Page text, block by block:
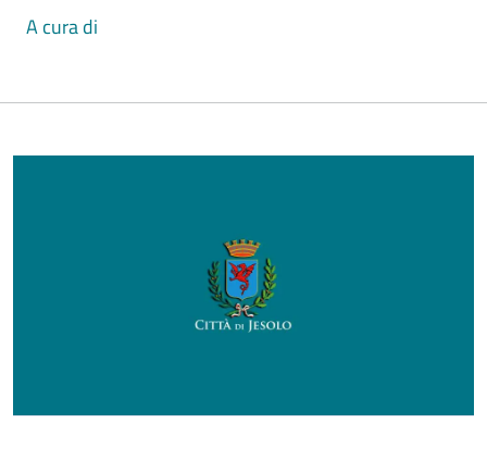
A cura di